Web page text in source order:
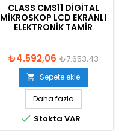
CLASS CMS11 DIGITAL
MIKROSKOP LCD EKRANLI
ELEKTRONIK TAMIR
₺4.592,06 ₺7.653,43
 Sepete ekle
Daha fazla
 Stokta VAR